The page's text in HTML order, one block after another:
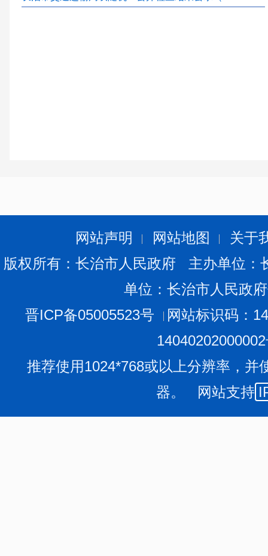
网站声明 网站地图
关于
版权所有：长治市人民政府 主办单位
单位：长治市人民政
晋ICP备05005523号
网站标识码：
推荐使用1024*768或以上分辨率，并
器。 网站支持